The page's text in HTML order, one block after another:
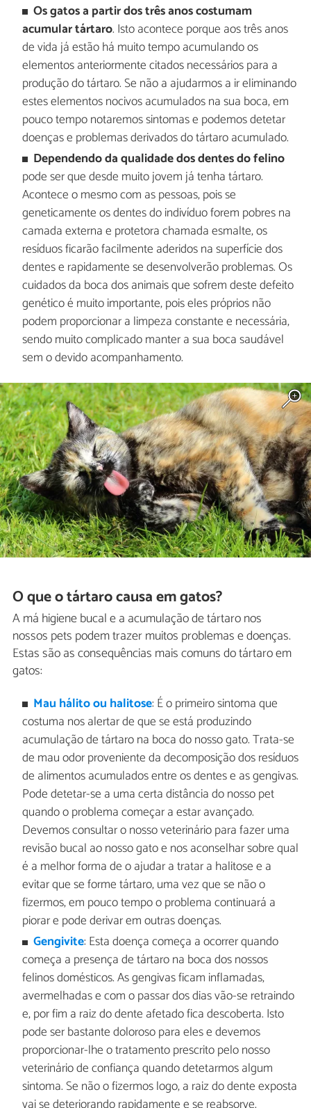
Os gatos a partir dos três anos costumam
acumular tártaro. Isto acontece porque aos três anos
de vida já estão há muito tempo acumulando os
elementos anteriormente citados necessários para a
produção do tártaro. Se não a ajudarmos a ir eliminando
estes elementos nocivos acumulados na sua boca, em
pouco tempo notaremos sintomas e podemos detetar
doenças e problemas derivados do tártaro acumulado.
Dependendo da qualidade dos dentes do felino
pode ser que desde muito jovem já tenha tártaro.
Acontece o mesmo com as pessoas, pois se
geneticamente os dentes do indivíduo forem pobres na
camada externa e protetora chamada esmalte, os
resíduos ficarão facilmente aderidos na superfície dos
dentes e rapidamente se desenvolverão problemas. Os
cuidados da boca dos animais que sofrem deste defeito
genético é muito importante, pois eles próprios não
podem proporcionar a limpeza constante e necessária,
sendo muito complicado manter a sua boca saudável
sem o devido acompanhamento.
O que o tártaro causa em gatos?
A má higiene bucal e a acumulação de tártaro nos
nossos pets podem trazer muitos problemas e doenças.
Estas são as consequências mais comuns do tártaro em
gatos:
Mau hálito ou halitose: É o primeiro sintoma que
costuma nos alertar de que se está produzindo
acumulação de tártaro na boca do nosso gato. Trata-se
de mau odor proveniente da decomposição dos resíduos
de alimentos acumulados entre os dentes e as gengivas.
Pode detetar-se a uma certa distância do nosso pet
quando o problema começar a estar avançado.
Devemos consultar o nosso veterinário para fazer uma
revisão bucal ao nosso gato e nos aconselhar sobre qual
é a melhor forma de o ajudar a tratar a halitose e a
evitar que se forme tártaro, uma vez que se não o
fizermos, em pouco tempo o problema continuará a
piorar e pode derivar em outras doenças.
Gengivite: Esta doença começa a ocorrer quando
começa a presença de tártaro na boca dos nossos
felinos domésticos. As gengivas ficam inflamadas,
avermelhadas e com o passar dos dias vão-se retraindo
e, por fim a raiz do dente afetado fica descoberta. Isto
pode ser bastante doloroso para eles e devemos
proporcionar-lhe o tratamento prescrito pelo nosso
veterinário de confiança quando detetarmos algum
sintoma. Se não o fizermos logo, a raiz do dente exposta